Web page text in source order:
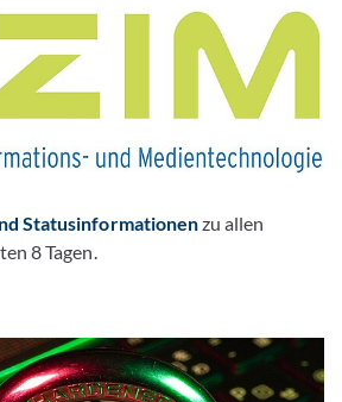
Statusinformationenzu allen
8 Tagen.